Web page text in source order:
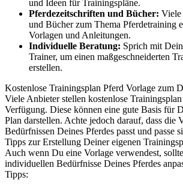
und Ideen für Trainingspläne.
Pferdezeitschriften und Bücher: Viele
und Bücher zum Thema Pferdetraining
Vorlagen und Anleitungen.
Individuelle Beratung: Sprich mit
Trainer, um einen maßgeschneiderten
erstellen.
Kostenlose Trainingsplan Pferd Vorlage zum
Viele Anbieter stellen kostenlose
Verfügung. Diese können eine gute Basis für
Plan darstellen. Achte jedoch darauf, dass die
Bedürfnissen Deines Pferdes passt und passe
Tipps zur Erstellung Deiner eigenen
Auch wenn Du eine Vorlage verwendest,
individuellen Bedürfnisse Deines Pferdes
Tipps: